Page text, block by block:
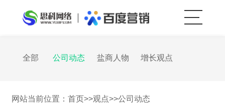
全部 公司动态 盐商人物 增长观点
网站当前位置：首页>>观点>>公司动态